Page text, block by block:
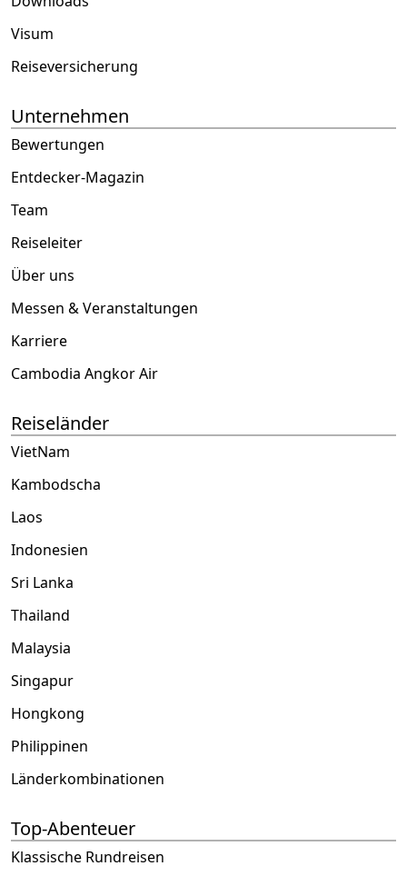
Visum
Reiseversicherung
Unternehmen
Bewertungen
Entdecker-Magazin
Team
Reiseleiter
Über uns
Messen & Veranstaltungen
Karriere
Cambodia Angkor Air
Reiseländer
VietNam
Kambodscha
Laos
Indonesien
Sri Lanka
Thailand
Malaysia
Singapur
Hongkong
Philippinen
Länderkombinationen
Top-Abenteuer
Klassische Rundreisen